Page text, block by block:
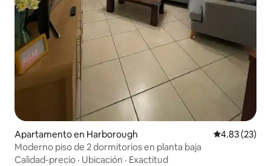
Apartamento en Harborough Calificación
4.83 (23)
Moderno piso de 2 dormitorios en planta baja
Calidad-precio · Ubicación · Exactitud